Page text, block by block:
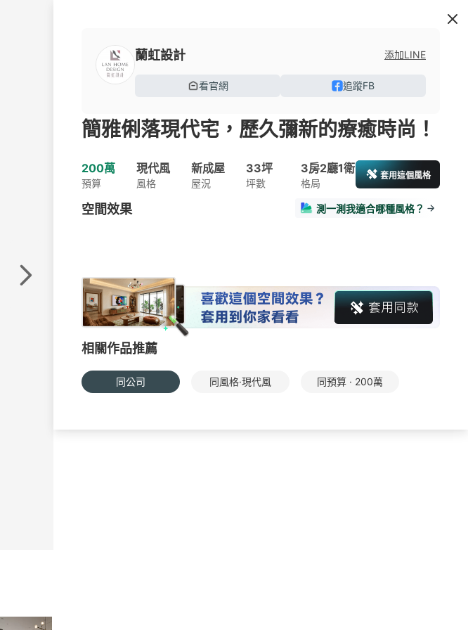
蘭虹設計 添加LINE
看官網 追蹤FB
簡雅俐落現代宅，歷久彌新的療癒時尚！
200萬
預算
現代風
風格
新成屋
屋況
33坪
坪數
3房2廳1衛
格局
套用這個風格
空間效果 測一測我適合哪種風格？
相關作品推薦
同公司 同風格·現代風 同預算 · 200萬